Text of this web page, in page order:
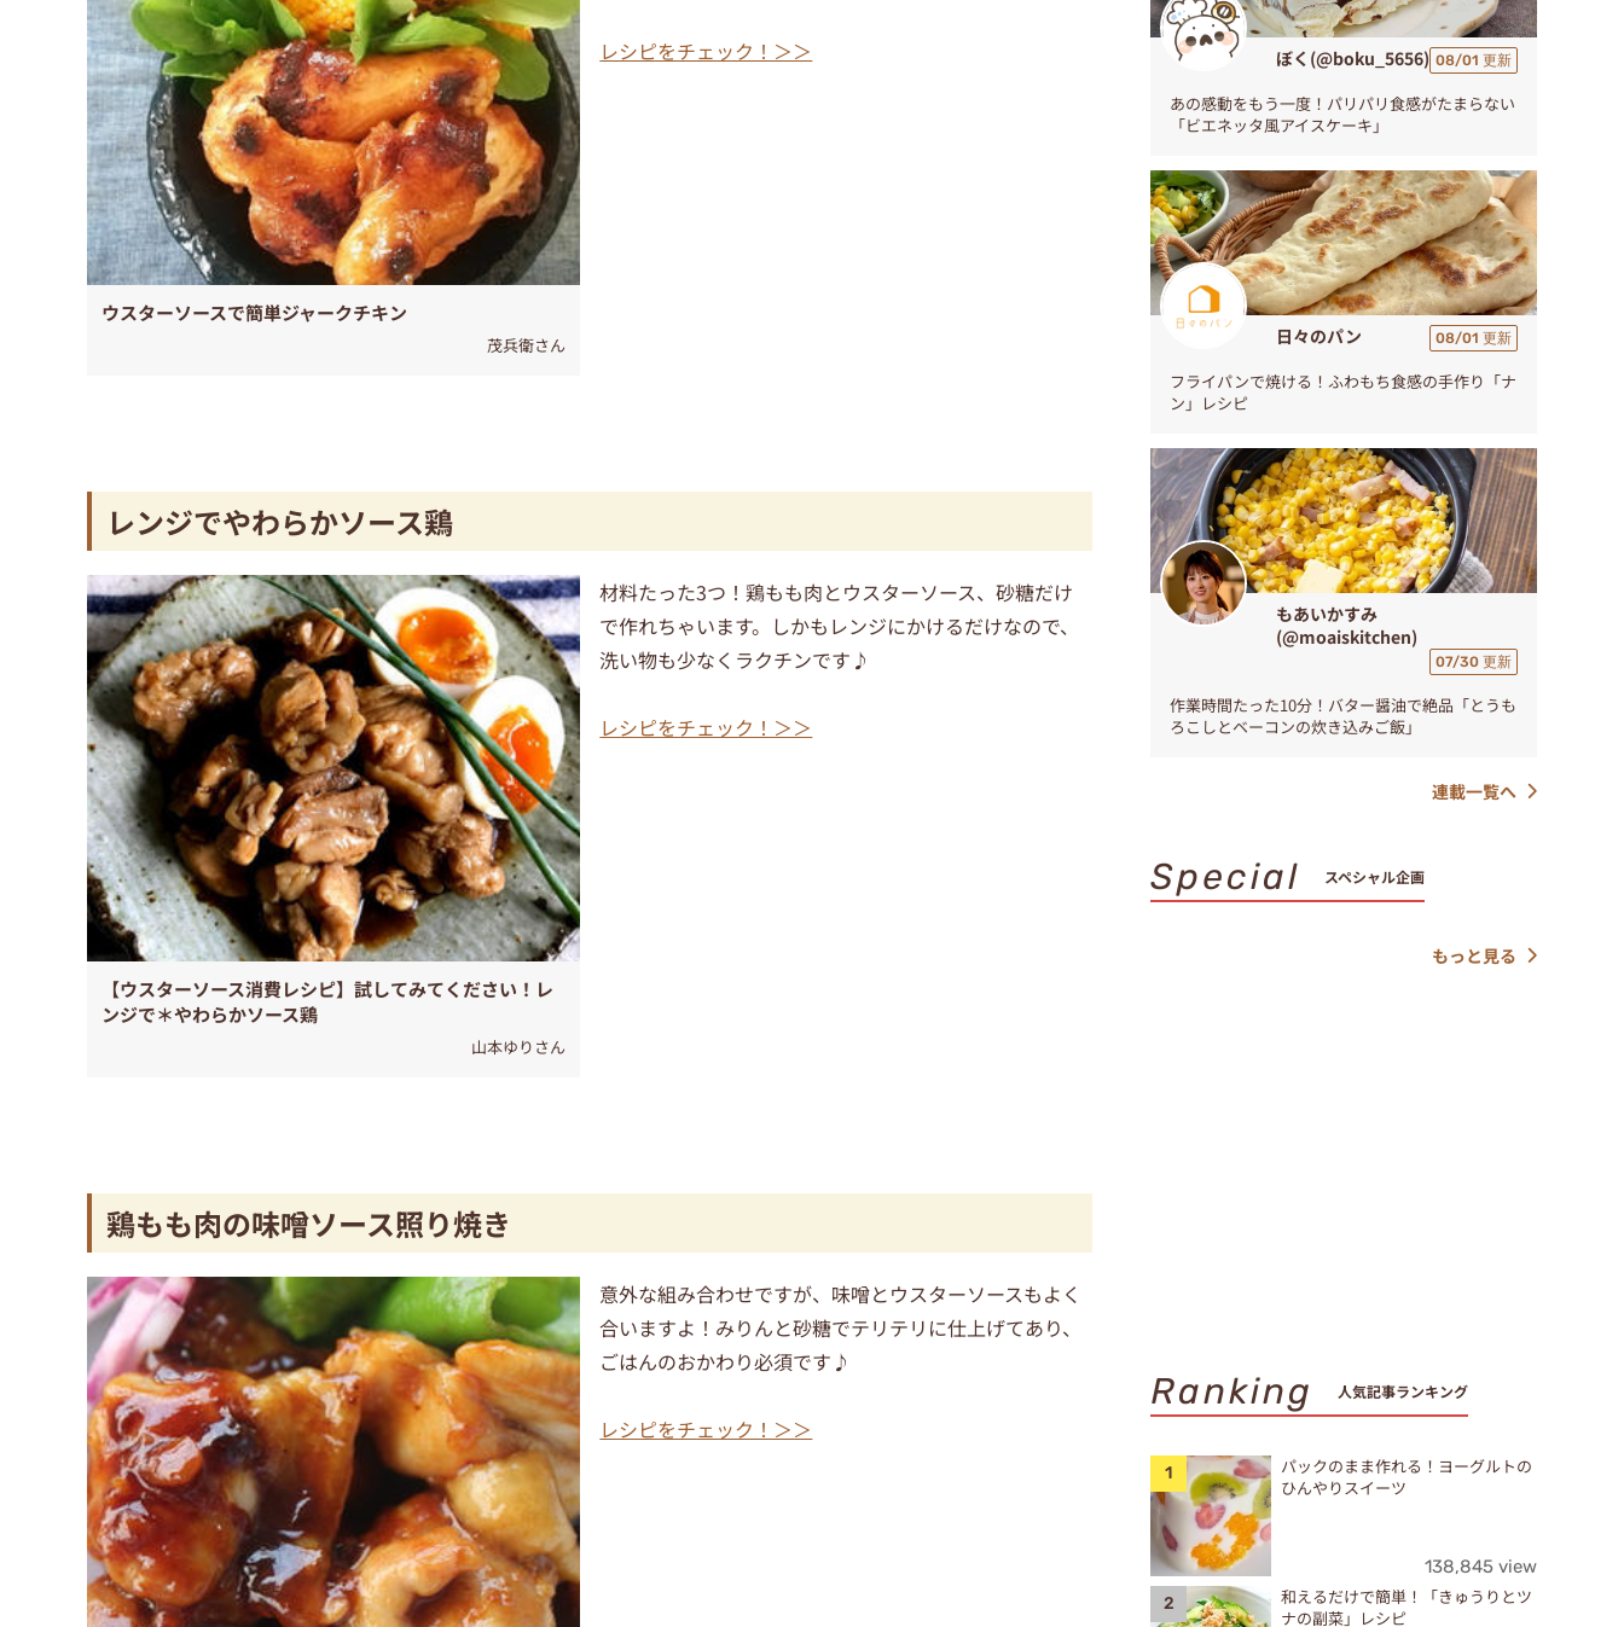
ウスターソースで簡単ジャークチキン
茂兵衛さん
レシピをチェック！＞＞
レンジでやわらかソース鶏
【ウスターソース消費レシピ】試してみてください！レ
ンジで＊やわらかソース鶏
山本ゆりさん
材料たった3つ！鶏もも肉とウスターソース、砂糖だけ
で作れちゃいます。しかもレンジにかけるだけなので、
洗い物も少なくラクチンです♪
レシピをチェック！＞＞
鶏もも肉の味噌ソース照り焼き
意外な組み合わせですが、味噌とウスターソースもよく
合いますよ！みりんと砂糖でテリテリに仕上げてあり、
ごはんのおかわり必須です♪
レシピをチェック！＞＞
ぼく(@boku_5656) 08/01 更新
あの感動をもう一度！パリパリ食感がたまらない
「ビエネッタ風アイスケーキ」
日々のパン 08/01 更新
フライパンで焼ける！ふわもち食感の手作り「ナ
ン」レシピ
もあいかすみ
(@moaiskitchen)
07/30 更新
作業時間たった10分！バター醤油で絶品「とうも
ろこしとベーコンの炊き込みご飯」
連載一覧へ
Special スペシャル企画
もっと見る
Ranking 人気記事ランキング
パックのまま作れる！ヨーグルトの
ひんやりスイーツ
138,845 view
和えるだけで簡単！「きゅうりとツ
ナの副菜」レシピ